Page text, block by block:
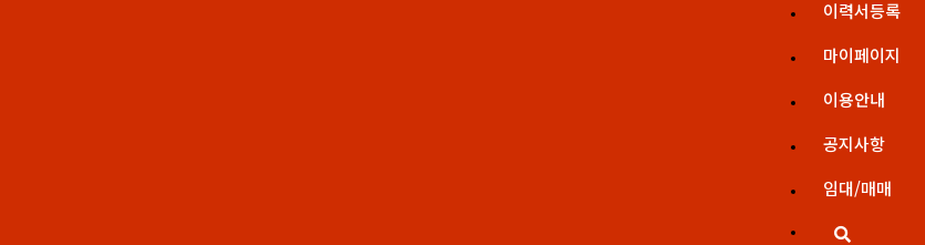
이력서등록
마이페이지
이용안내
공지사항
임대/매매